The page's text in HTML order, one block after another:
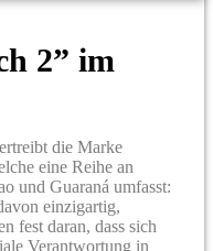
2” im
die Marke
eine Reihe an
und Guaraná umfasst:
einzigartig,
fest daran, dass sich
Verantwortung in